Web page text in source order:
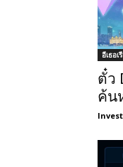
อีเธอเ
ตั๋ว
ค้น